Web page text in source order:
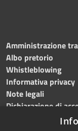
Amministrazione
Albo pretorio
Whistleblowing
Informativa privacy
Note legali
Dichiarazione di